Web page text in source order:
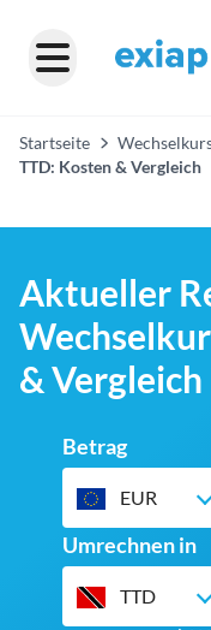
Startseite
TTD: Kosten & Vergleich
Aktueller
&
Betrag
EUR
Umrechnen in
TTD